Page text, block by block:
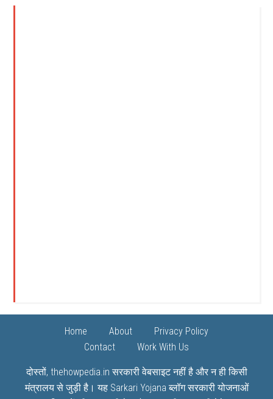
Home About
Privacy Policy
Contact
Work With Us
दोस्तों, thehowpedia.in सरकारी वेबसाइट नहीं है और न ही किसी
मंत्रालय से जुड़ी है। यह Sarkari Yojana ब्लॉग सरकारी योजनाओं